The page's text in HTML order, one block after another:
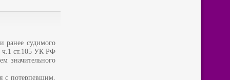
ранее судимого
ч.1 ст.105 УК РФ
значительного
с потерпевшим,